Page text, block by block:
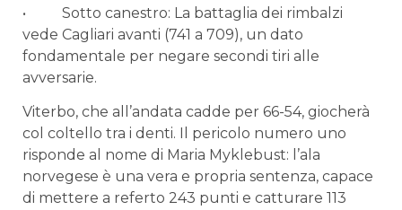
• Sotto canestro: La battaglia dei rimbalzi
vede Cagliari avanti (741 a 709), un dato
fondamentale per negare secondi tiri alle
avversarie.
Viterbo, che all’andata cadde per 66-54, giocherà
col coltello tra i denti. Il pericolo numero uno
risponde al nome di Maria Myklebust: l’ala
norvegese è una vera e propria sentenza, capace
di mettere a referto 243 punti e catturare 113